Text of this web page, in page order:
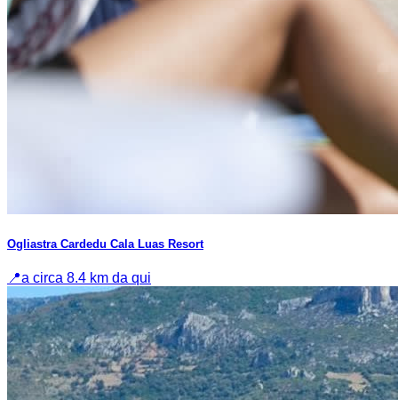
Ogliastra Cardedu Cala Luas Resort
📍a circa 8.4 km da qui